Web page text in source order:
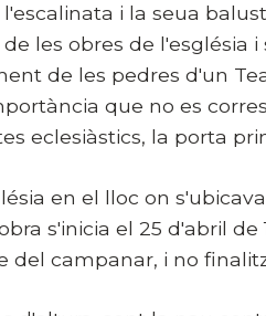
i la seua
les obres de l'església
de les pedres d'un
que no es
eclesiàstics, la porta
en el lloc on
s'inicia el 25 d'abril de
campanar, i no